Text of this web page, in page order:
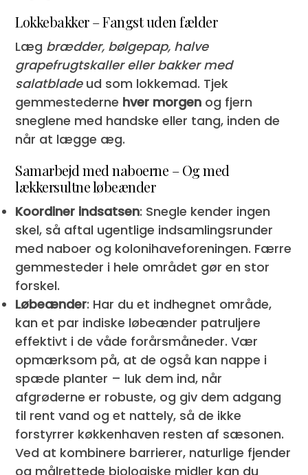
Lokkebakker – Fangst uden fælder
Læg brædder, bølgepap, halve
grapefrugtskaller eller bakker med
salatbladeud som lokkemad. Tjek
gemmestederne hver morgen og fjern
sneglene med handske eller tang, inden de
når at lægge æg.
Samarbejd med naboerne – Og med
lækkersultne løbeænder
Koordiner indsatsen: Snegle kender ingen
skel, så aftal ugentlige indsamlingsrunder
med naboer og kolonihaveforeningen. Færre
gemmesteder i hele området gør en stor
forskel.
Løbeænder: Har du et indhegnet område,
kan et par indiske løbeænder patruljere
effektivt i de våde forårsmåneder. Vær
opmærksom på, at de også kan nappe i
spæde planter – luk dem ind, når
afgrøderne er robuste, og giv dem adgang
til rent vand og et nattely, så de ikke
forstyrrer køkkenhaven resten af sæsonen.
Ved at kombinere barrierer, naturlige fjender
og målrettede biologiske midler kan du